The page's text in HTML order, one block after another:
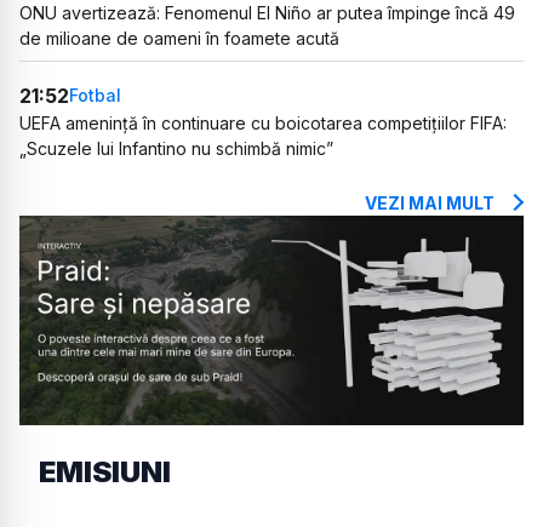
ONU avertizează: Fenomenul El Niño ar putea împinge încă 49
de milioane de oameni în foamete acută
21:52Fotbal
UEFA amenință în continuare cu boicotarea competițiilor FIFA:
„Scuzele lui Infantino nu schimbă nimic”
VEZI MAI MULT
EMISIUNI